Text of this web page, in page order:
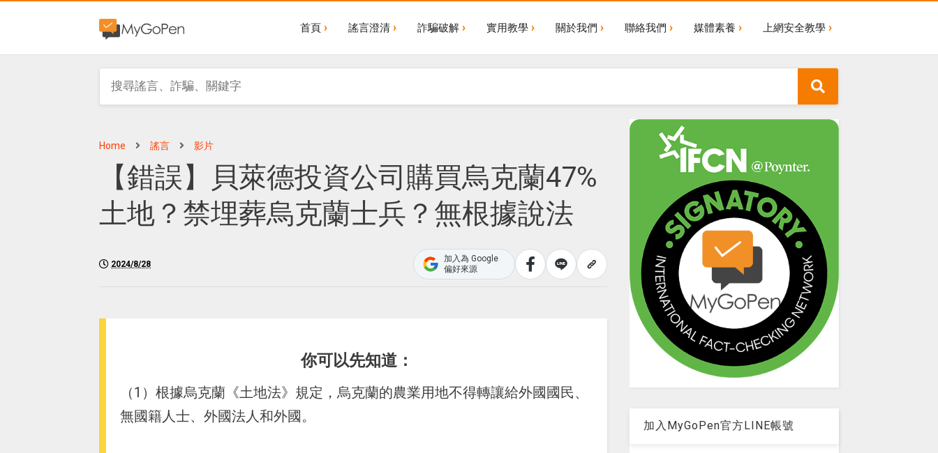
首頁 謠言澄清 詐騙破解 實用教學 關於我們 聯絡我們 媒體素養 上網安全教學
Home 謠言 影片
【錯誤】貝萊德投資公司購買烏克蘭47%
土地？禁埋葬烏克蘭士兵？無根據說法
2024/8/28
加入為 Google
偏好來源
你可以先知道：
（1）根據烏克蘭《土地法》規定，烏克蘭的農業用地不得轉讓給外國國民、
無國籍人士、外國法人和外國。
加入MyGoPen官方LINE帳號